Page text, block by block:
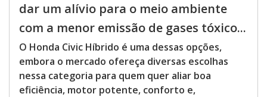
dar um alívio para o meio ambiente
com a menor emissão de gases tóxico...
O Honda Civic Híbrido é uma dessas opções,
embora o mercado ofereça diversas escolhas
nessa categoria para quem quer aliar boa
eficiência, motor potente, conforto e,